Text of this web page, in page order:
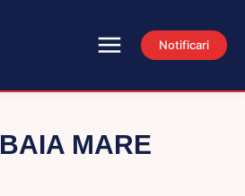
Notificari
BAIA MARE